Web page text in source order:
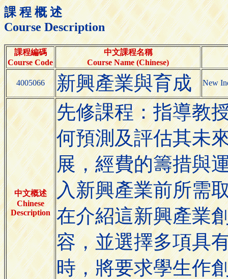
課 程 概 述
Course Description
課程編碼
Course Code
中文課程名稱
Course Name (Chinese)
4005066 新興產業與育成 New
中文概述
Chinese
Description
先修課程：指導教
何預測及評估其未
展，經費的籌措與
入新興產業前所需
在介紹這新興產業
容，並選擇多項具
時，將要求學生作